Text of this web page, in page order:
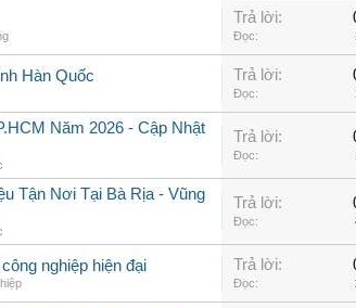
Trả lời:
Đọc:
Hàn Quốc Trả lời:
Đọc:
Năm 2026 - Cập Nhật
Trả lời:
Đọc:
Tận Nơi Tại Bà Rịa - Vũng
Trả lời:
Đọc:
nghiệp hiện đại Trả lời:
Đọc: